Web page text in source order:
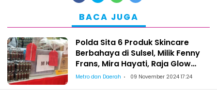
BACA JUGA
Polda Sita 6 Produk Skincare
Berbahaya di Sulsel, Milik Fenny
Frans, Mira Hayati, Raja Glow
hingga NRL
Metro dan Daerah 09 November 2024 17:24